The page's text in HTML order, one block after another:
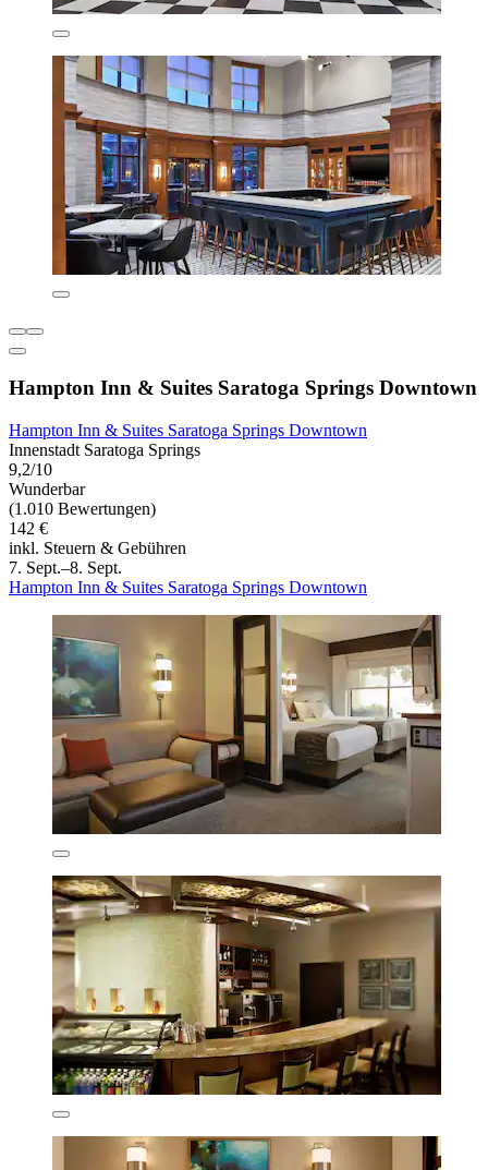
Hampton Inn & Suites Saratoga Springs Downtown
Hampton Inn & Suites Saratoga Springs Downtown
Innenstadt Saratoga Springs
9,2/10
Wunderbar
(1.010 Bewertungen)
142 €
inkl. Steuern & Gebühren
7. Sept.–8. Sept.
Hampton Inn & Suites Saratoga Springs Downtown